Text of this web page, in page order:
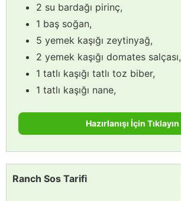
2 su bardağı pirinç,
1 baş soğan,
5 yemek kaşığı zeytinyağ,
2 yemek kaşığı domates salçası,
1 tatlı kaşığı tatlı toz biber,
1 tatlı kaşığı nane,
Hazırlanışı İçin Tıklayın
Ranch Sos Tarifi